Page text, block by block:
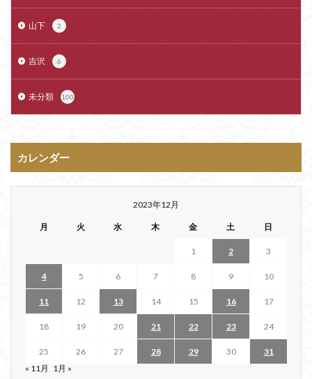
山下 2
吉沢 6
未分類 100
カレンダー
2023年12月
月 火 水 木 金 土 日
1 2 3
4 5 6 7 8 9 10
11 12 13 14 15 16 17
18 19 20 21 22 23 24
25 26 27 28 29 30
31
« 11月 1月 »